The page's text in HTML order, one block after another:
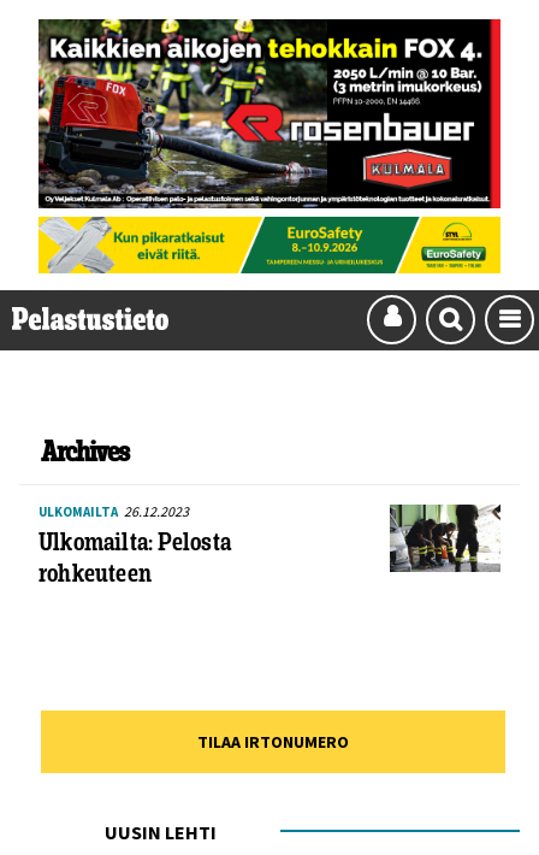
Archives
ULKOMAILTA 26.12.2023
Ulkomailta: Pelosta
rohkeuteen
TILAA IRTONUMERO
UUSIN LEHTI